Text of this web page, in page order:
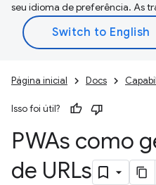
seu idioma de preferência. As
Página inicial Docs
Isso foi útil?
PWAs como
de URLs